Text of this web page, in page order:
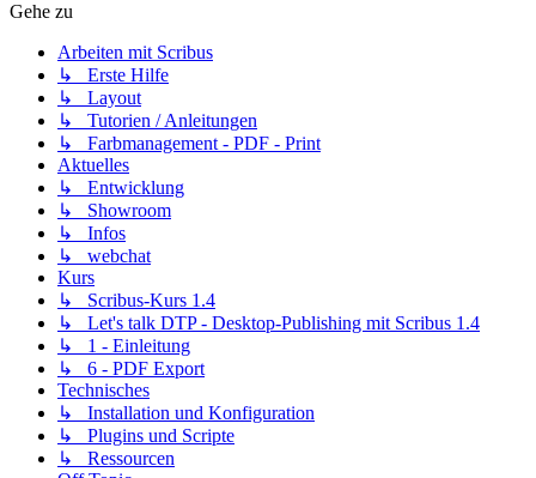
Gehe zu
Arbeiten mit Scribus
↳ Erste Hilfe
↳ Layout
↳ Tutorien / Anleitungen
↳ Farbmanagement - PDF - Print
Aktuelles
↳ Entwicklung
↳ Showroom
↳ Infos
↳ webchat
Kurs
↳ Scribus-Kurs 1.4
↳ Let's talk DTP - Desktop-Publishing mit Scribus 1.4
↳ 1 - Einleitung
↳ 6 - PDF Export
Technisches
↳ Installation und Konfiguration
↳ Plugins und Scripte
↳ Ressourcen